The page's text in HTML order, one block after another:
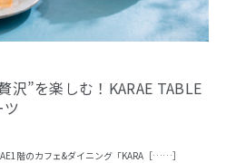
沢”を楽しむ！KARAE TABLE
階のカフェ&ダイニング「KARA［……］